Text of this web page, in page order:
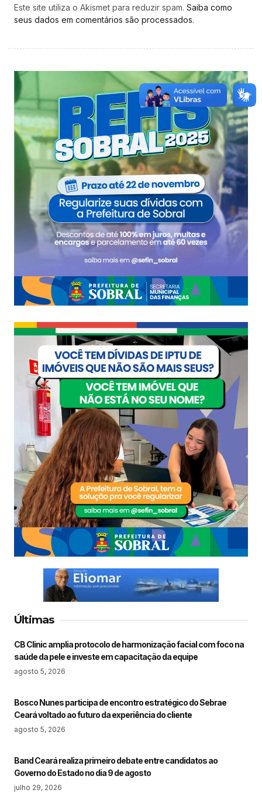
Este site utiliza o Akismet para reduzir spam. Saiba como
seus dados em comentários são processados.
Últimas
CB Clinic amplia protocolo de harmonização facial com foco na
saúde da pele e investe em capacitação da equipe
agosto 5, 2026
Bosco Nunes participa de encontro estratégico do Sebrae
Ceará voltado ao futuro da experiência do cliente
agosto 5, 2026
Band Ceará realiza primeiro debate entre candidatos ao
Governo do Estado no dia 9 de agosto
julho 29, 2026